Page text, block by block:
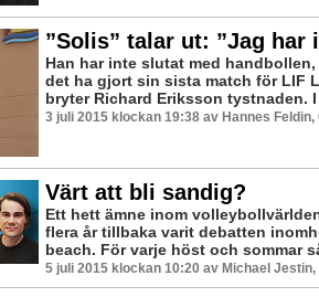
”Solis” talar ut: ”Jag har
Han har inte slutat med
det ha gjort sin sista match för LIF
bryter Richard Eriksson tystnaden.
3 juli 2015 klockan 19:38 av Hannes Feldin,
Värt att bli sandig?
Ett hett ämne inom
flera år tillbaka varit debatten
beach. För varje höst och sommar
5 juli 2015 klockan 10:20 av Michael Jestin,